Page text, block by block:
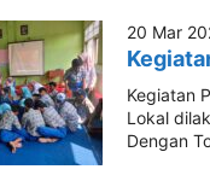
20 Mar
Kegiatan
Lokal
Dengan